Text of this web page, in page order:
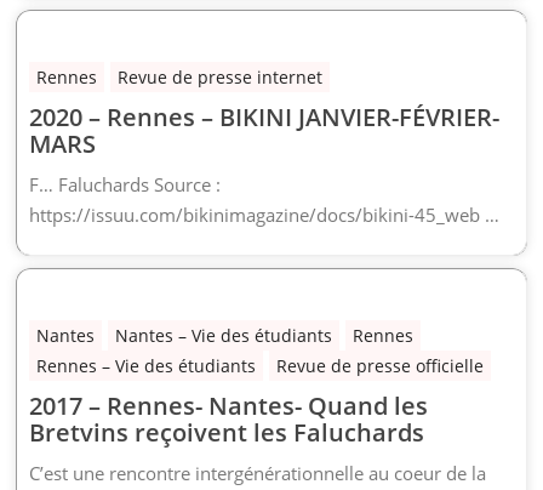
Rennes Revue de presse internet
2020 – Rennes – BIKINI JANVIER-FÉVRIER-
MARS
F… Faluchards Source :
https://issuu.com/bikinimagazine/docs/bikini-45_web …
Nantes Nantes – Vie des étudiants
Rennes
Rennes – Vie des étudiants
Revue de presse officielle
2017 – Rennes- Nantes- Quand les
Bretvins reçoivent les Faluchards
C’est une rencontre intergénérationnelle au coeur de la